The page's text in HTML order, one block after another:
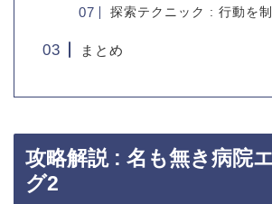
探索テクニック : 行動を
まとめ
攻略解説 : 名も無き病院
グ2